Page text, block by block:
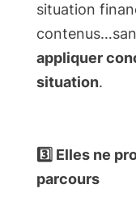
situation
appliquer
situation.
3️⃣ Elles ne
parcours